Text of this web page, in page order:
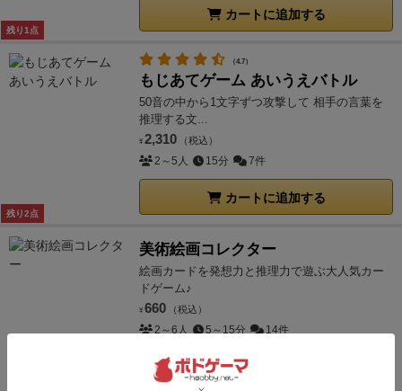
残り1点
カートに追加する
残り2点
（4.7）
もじあてゲーム あいうえバトル
50音の中から1文字ずつ攻撃して 相手の言葉を
推理する文...
¥ 2,310 （税込）
2～5人 15分 7件
カートに追加する
美術絵画コレクター
絵画カードを発想力と推理力で遊ぶ大人気カー
ドゲーム♪
¥ 660 （税込）
2～6人 5～15分 14件
カートに追加する